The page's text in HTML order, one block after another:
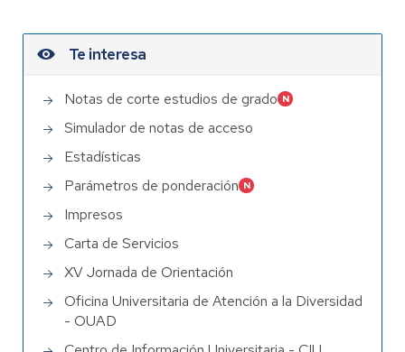
Te interesa
Notas de corte estudios de grado
Simulador de notas de acceso
Estadísticas
Parámetros de ponderación
Impresos
Carta de Servicios
XV Jornada de Orientación
Oficina Universitaria de Atención a la Diversidad
- OUAD